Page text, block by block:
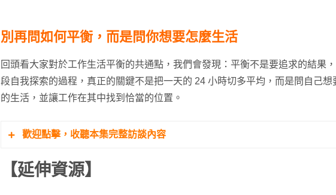
別再問如何平衡，而是問你想要怎麼生活
回頭看大家對於工作生活平衡的共通點，我們會發現：平衡不是要追求的結果
段自我探索的過程，真正的關鍵不是把一天的 24 小時切多平均，而是問自己想
的生活，並讓工作在其中找到恰當的位置。
歡迎點擊，收聽本集完整訪談內容
【延伸資源】